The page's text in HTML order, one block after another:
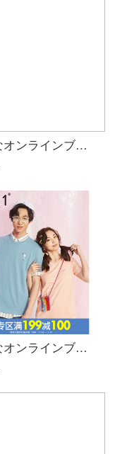
純粋なオンラインブランドA 21夏には、2020女性漫画カップルの上着に白潮男性の丸首半袖Tシャツの服R 40213 1283男性のスタイル-ホワイトS
純粋なオンラインブランドA 21夏には、2020男女カップルのための漫画Tシャツル男性の丸首半袖上着R 40213 1253女性用モデル-土紅Mを新着しています。